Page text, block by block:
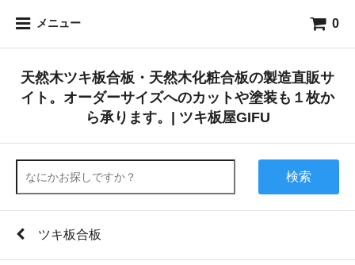
メニュー 0
天然木ツキ板合板・天然木化粧合板の製造直販サ
イト。オーダーサイズへのカットや塗装も１枚か
ら承ります。| ツキ板屋GIFU
検索
ツキ板合板